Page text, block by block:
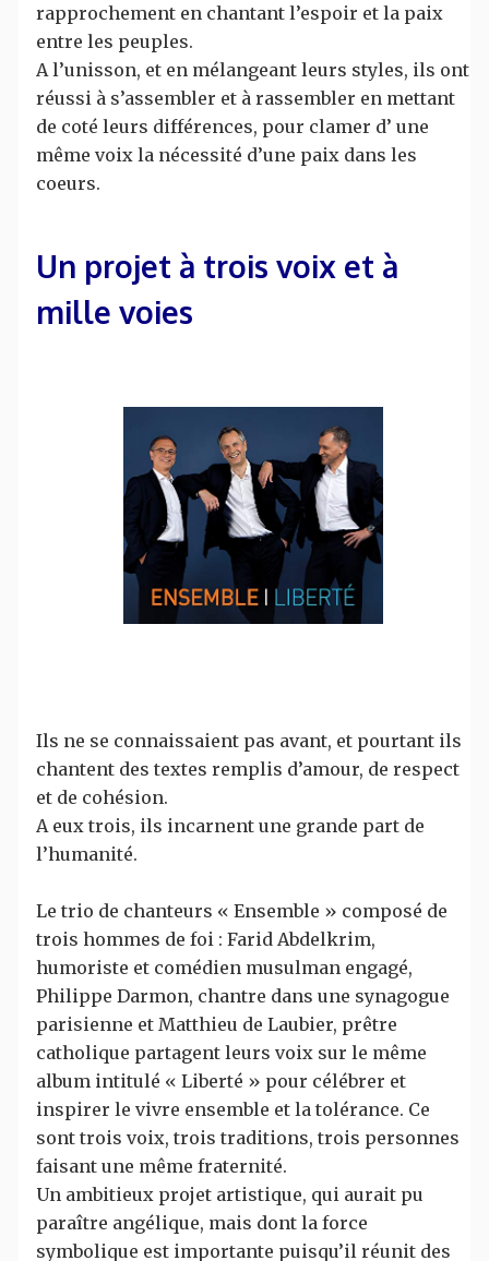
rapprochement en chantant l’espoir et la paix
entre les peuples.
A l’unisson, et en mélangeant leurs styles, ils ont
réussi à s’assembler et à rassembler en mettant
de coté leurs différences, pour clamer d’ une
même voix la nécessité d’une paix dans les
coeurs.
Un projet à trois voix et à
mille voies
Ils ne se connaissaient pas avant, et pourtant ils
chantent des textes remplis d’amour, de respect
et de cohésion.
A eux trois, ils incarnent une grande part de
l’humanité.
Le trio de chanteurs « Ensemble » composé de
trois hommes de foi : Farid Abdelkrim,
humoriste et comédien musulman engagé,
Philippe Darmon, chantre dans une synagogue
parisienne et Matthieu de Laubier, prêtre
catholique partagent leurs voix sur le même
album intitulé « Liberté » pour célébrer et
inspirer le vivre ensemble et la tolérance. Ce
sont trois voix, trois traditions, trois personnes
faisant une même fraternité.
Un ambitieux projet artistique, qui aurait pu
paraître angélique, mais dont la force
symbolique est importante puisqu’il réunit des